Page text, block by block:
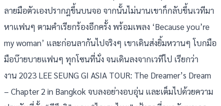
ลายมือตัวเองปรากฎขึ้นบนจอ จากนั้นไม่นานเขาก็กลับขึ้นเวทีมา
หาแฟนๆ ตามคำเรียกร้องอีกครั้ง พร้อมเพลง ‘Because you’re
my woman’ และก่อนลากันไปจริงๆ เขาเดินส่งยิ้มหวานๆ โบกมือ
มือบ๊ายบายแฟนๆ ทุกโซนที่นั่ง จนเดินลงจากเวทีไป เรียกว่า
งาน 2023 LEE SEUNG GI ASIA TOUR: The Dreamer’s Dream
– Chapter 2 in Bangkok จบลงอย่างอบอุ่น และเต็มไปด้วยความ